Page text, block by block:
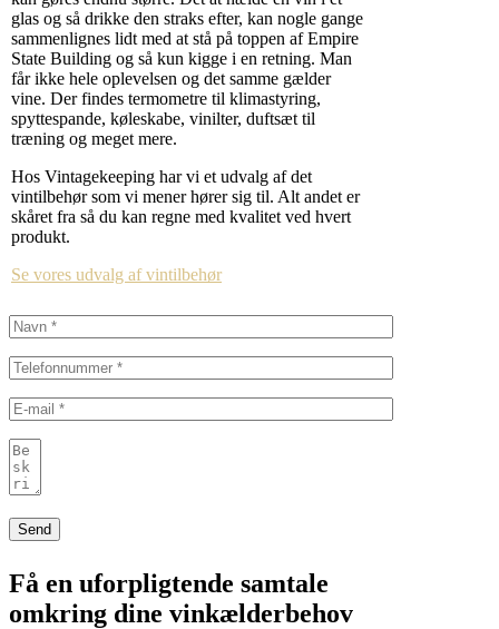
glas og så drikke den straks efter, kan nogle gange
sammenlignes lidt med at stå på toppen af Empire
State Building og så kun kigge i en retning. Man
får ikke hele oplevelsen og det samme gælder
vine. Der findes termometre til klimastyring,
spyttespande, køleskabe, vinilter, duftsæt til
træning og meget mere.
Hos Vintagekeeping har vi et udvalg af det
vintilbehør som vi mener hører sig til. Alt andet er
skåret fra så du kan regne med kvalitet ved hvert
produkt.
Se vores udvalg af vintilbehør
Få en uforpligtende samtale
omkring dine vinkælderbehov